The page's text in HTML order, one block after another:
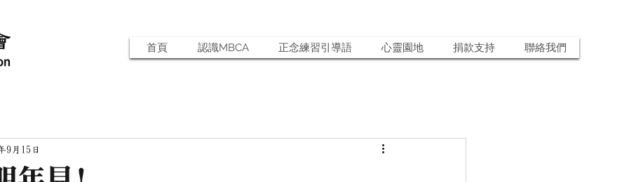
首頁 認識MBCA 正念練習引導語 心靈園地 捐款支持 聯絡我們
9月15日